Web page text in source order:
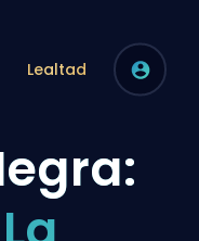
Lealtad